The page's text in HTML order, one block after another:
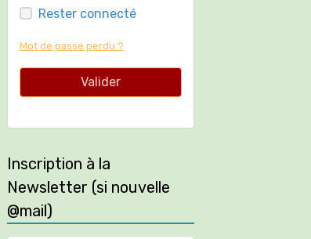
Rester connecté
Mot de passe perdu ?
Valider
Inscription à la
Newsletter (si nouvelle
@mail)